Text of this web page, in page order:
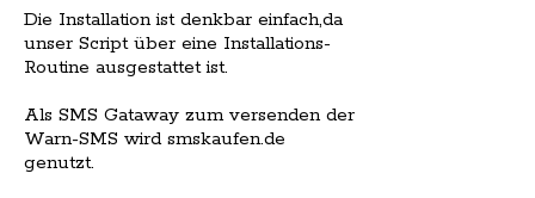
Die Installation ist denkbar einfach,da
unser Script über eine Installations-
Routine ausgestattet ist.
Als SMS Gataway zum versenden der
Warn-SMS wird smskaufen.de
genutzt.